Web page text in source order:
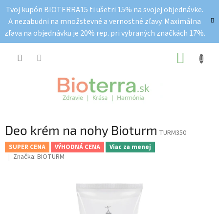
obsah
Tvoj kupón BIOTERRA15 ti ušetri 15% na svojej objednávke.
A nezabudni na množstevné a vernostné zľavy. Maximálna
zľava na objednávku je 20% rep. pri vybraných značkách 17%.
Deo krém na nohy Bioturm TURM350
SUPER CENA VÝHODNÁ CENA Viac za menej
Značka: BIOTURM